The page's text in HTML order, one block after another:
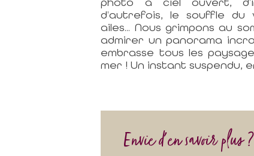
d’autrefois, le souffle
ailes... Nous grimpons au
admirer un panorama
embrasse tous les
mer ! Un instant suspendu,
Envie d'en savoir plus ?